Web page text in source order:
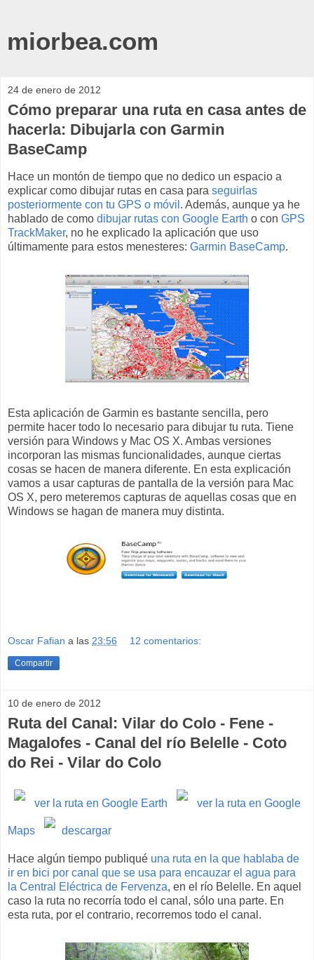
miorbea.com
24 de enero de 2012
Cómo preparar una ruta en casa antes de
hacerla: Dibujarla con Garmin
BaseCamp
Hace un montón de tiempo que no dedico un espacio a
explicar como dibujar rutas en casa para seguirlas
posteriormente con tu GPS o móvil . Además, aunque ya he
hablado de como dibujar rutas con Google Earth o con GPS
TrackMaker, no he explicado la aplicación que uso
últimamente para estos menesteres: Garmin BaseCamp.
Esta aplicación de Garmin es bastante sencilla, pero
permite hacer todo lo necesario para dibujar tu ruta. Tiene
versión para Windows y Mac OS X. Ambas versiones
incorporan las mismas funcionalidades, aunque ciertas
cosas se hacen de manera diferente. En esta explicación
vamos a usar capturas de pantalla de la versión para Mac
OS X, pero meteremos capturas de aquellas cosas que en
Windows se hagan de manera muy distinta.
Oscar Fafian a las 23:56 12 comentarios:
Compartir
10 de enero de 2012
Ruta del Canal: Vilar do Colo - Fene -
Magalofes - Canal del río Belelle - Coto
do Rei - Vilar do Colo
ver la ruta en Google Earth ver la ruta en Google
Maps descargar
Hace algún tiempo publiqué una ruta en la que hablaba de
ir en bici por canal que se usa para encauzar el agua para
la Central Eléctrica de Fervenza, en el río Belelle. En aquel
caso la ruta no recorría todo el canal, sólo una parte. En
esta ruta, por el contrario, recorremos todo el canal.